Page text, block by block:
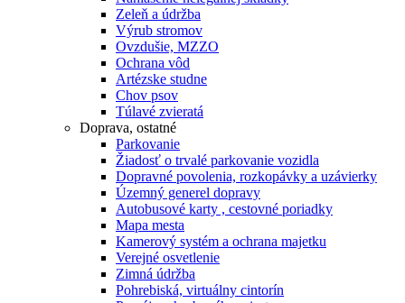
Zeleň a údržba
Výrub stromov
Ovzdušie, MZZO
Ochrana vôd
Artézske studne
Chov psov
Túlavé zvieratá
Doprava, ostatné
Parkovanie
Žiadosť o trvalé parkovanie vozidla
Dopravné povolenia, rozkopávky a uzávierky
Územný generel dopravy
Autobusové karty , cestovné poriadky
Mapa mesta
Kamerový systém a ochrana majetku
Verejné osvetlenie
Zimná údržba
Pohrebiská, virtuálny cintorín